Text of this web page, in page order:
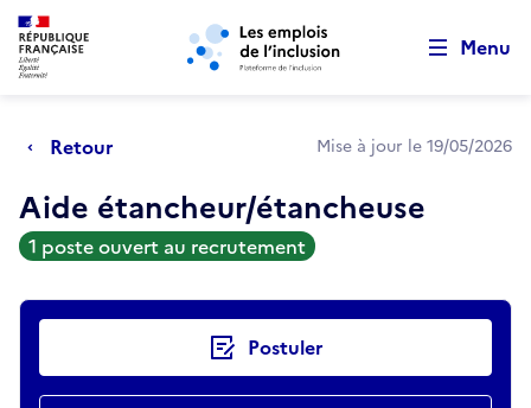
Aller au menu principal Aller au contenu principal
Menu
Retour Mise à jour le 19/05/2026
Aide étancheur/étancheuse
1 poste ouvert au recrutement
Actions rapides Postuler
Retour au début de la page
Panneau de gestion des cookies